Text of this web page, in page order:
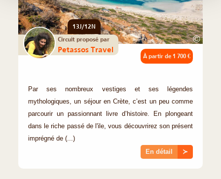
©
13J/12N
Circuit proposé par
Petassos Travel
À partir de 1 700 €
Par ses nombreux vestiges et ses légendes
mythologiques, un séjour en Crète, c’est un peu comme
parcourir un passionnant livre d’histoire. En plongeant
dans le riche passé de l'ile, vous découvrirez son présent
imprégné de (...)
En détail ≻